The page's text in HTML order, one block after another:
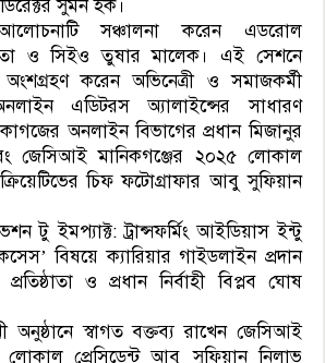
সুমন হক।
আলোচনাটি সঞ্চালনা করেন এডরোল
ও সিইও তুষার মালেক। এই সেশনে
অংশগ্রহণ করেন অভিনেত্রী ও সমাজকর্মী
এডিটরস অ্যালাইন্সের সাধারণ
অনলাইন বিভাগের প্রধান মিজানুর
জেসিআই মানিকগঞ্জের ২০২৫ লোকাল
চিফ ফটোগ্রাফার আবু সুফিয়ান
টু ইমপ্যাক্ট: ট্রান্সফর্মিং আইডিয়াস ইন্টু
বিষয়ে ক্যারিয়ার গাইডলাইন প্রদান
ও প্রধান নির্বাহী বিপ্লব ঘোষ
স্বাগত বক্তব্য রাখেন জেসিআই
লোকাল প্রেসিডেন্ট আবু সুফিয়ান নিলাভ